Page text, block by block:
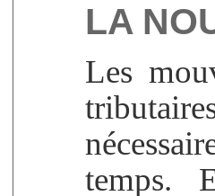
LA
Les
temps.